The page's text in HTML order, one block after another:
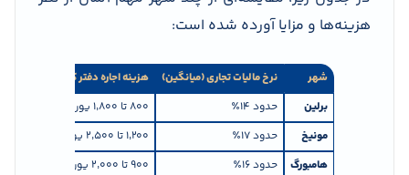
هزینه‌ها و مزایا آورده شده است:
شهر نرخ مالیات تجاری (میانگین) هزینه اجاره دفتر کوچک
برلین
حدود ۱۴٪ ۸۰۰ تا ۱٬۸۰۰ یورو در ماه
مونیخ
حدود ۱۷٪ ۱٬۲۰۰ تا ۲٬۵۰۰ یورو در ماه
هامبورگ
حدود ۱۶٪ ۹۰۰ تا ۲٬۰۰۰ یورو در ماه